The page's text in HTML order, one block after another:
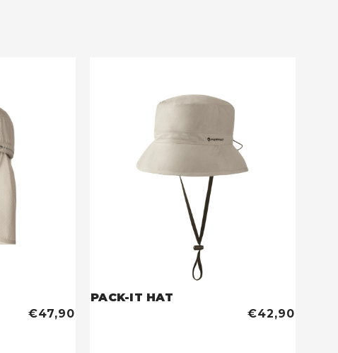
€47,90
PACK-IT HAT
€42,90